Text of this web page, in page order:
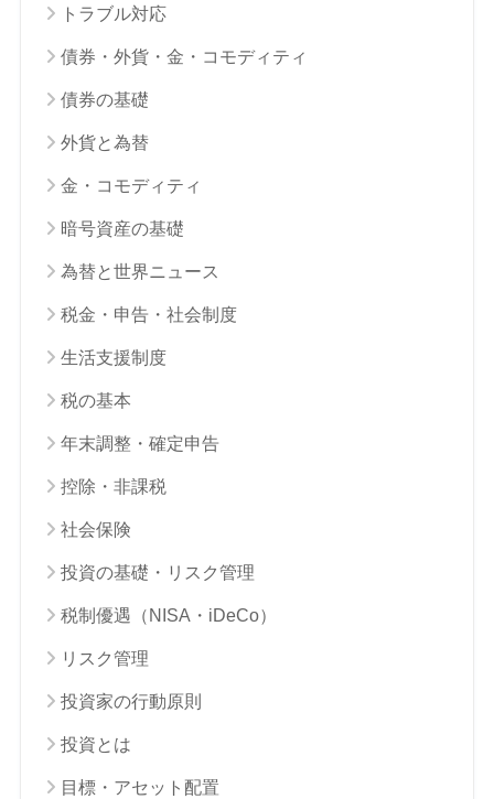
トラブル対応
債券・外貨・金・コモディティ
債券の基礎
外貨と為替
金・コモディティ
暗号資産の基礎
為替と世界ニュース
税金・申告・社会制度
生活支援制度
税の基本
年末調整・確定申告
控除・非課税
社会保険
投資の基礎・リスク管理
税制優遇（NISA・iDeCo）
リスク管理
投資家の行動原則
投資とは
目標・アセット配置